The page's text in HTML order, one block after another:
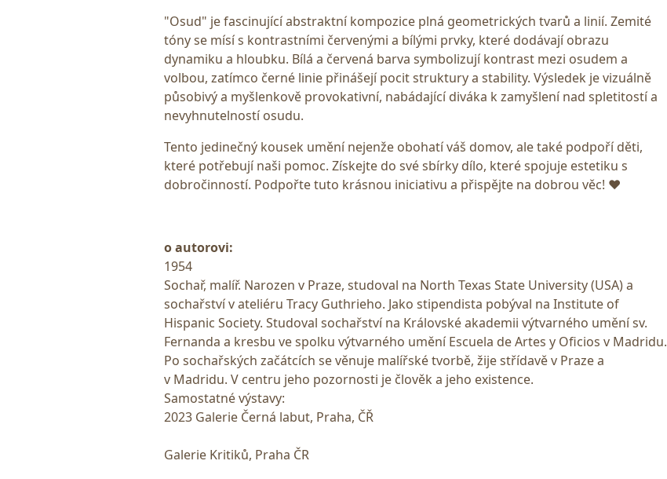
"Osud" je fascinující abstraktní kompozice plná geometrických tvarů a linií. Zemité
tóny se mísí s kontrastními červenými a bílými prvky, které dodávají obrazu
dynamiku a hloubku. Bílá a červená barva symbolizují kontrast mezi osudem a
volbou, zatímco černé linie přinášejí pocit struktury a stability. Výsledek je vizuálně
působivý a myšlenkově provokativní, nabádající diváka k zamyšlení nad spletitostí a
nevyhnutelností osudu.
Tento jedinečný kousek umění nejenže obohatí váš domov, ale také podpoří děti,
které potřebují naši pomoc. Získejte do své sbírky dílo, které spojuje estetiku s
dobročinností. Podpořte tuto krásnou iniciativu a přispějte na dobrou věc! ❤️
o autorovi:
1954
Sochař, malíř. Narozen v Praze, studoval na North Texas State University (USA) a
sochařství v ateliéru Tracy Guthrieho. Jako stipendista pobýval na Institute of
Hispanic Society. Studoval sochařství na Královské akademii výtvarného umění sv.
Fernanda a kresbu ve spolku výtvarného umění Escuela de Artes y Oficios v Madridu.
Po sochařských začátcích se věnuje malířské tvorbě, žije střídavě v Praze a
v Madridu. V centru jeho pozornosti je člověk a jeho existence.
Samostatné výstavy:
2023 Galerie Černá labut, Praha, ČŘ
Galerie Kritiků, Praha ČR